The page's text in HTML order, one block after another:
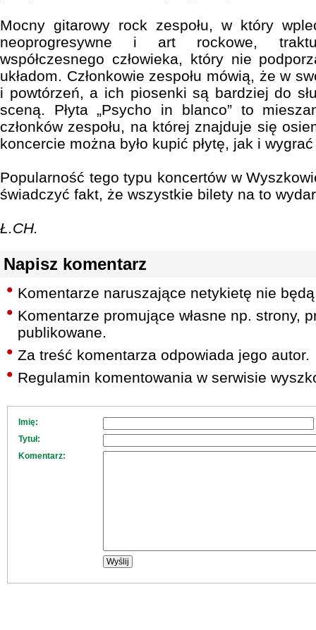
Mocny gitarowy rock zespołu, w który
neoprogresywne i art rockowe,
współczesnego człowieka, który nie
układom. Członkowie zespołu mówią, że w
i powtórzeń, a ich piosenki są bardziej do
sceną. Płyta „Psycho in blanco” to
członków zespołu, na której znajduje się
koncercie można było kupić płytę, jak i
Popularność tego typu koncertów w
świadczyć fakt, że wszystkie bilety na to
Ł.CH.
Napisz komentarz
Komentarze naruszające netykietę nie
Komentarze promujące własne np. strony,
publikowane.
Za treść komentarza odpowiada jego autor.
Regulamin komentowania w serwisie
Imię:
Tytuł:
Komentarz: